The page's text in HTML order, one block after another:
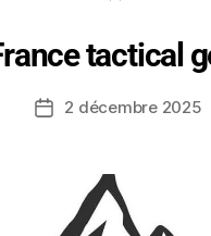
tactical
2 décembre 2025